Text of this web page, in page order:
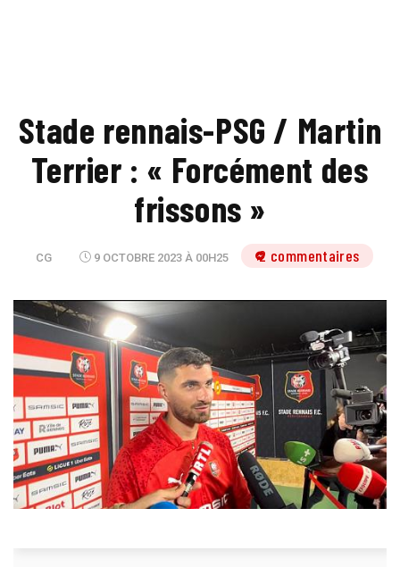
Stade rennais-PSG / Martin
Terrier : « Forcément des
frissons »
CG 9 OCTOBRE 2023 À 00H25 2 commentaires